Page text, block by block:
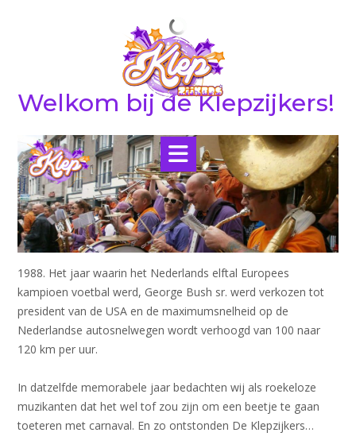
Welkom bij de Klepzijkers!
1988. Het jaar waarin het Nederlands elftal Europees
kampioen voetbal werd, George Bush sr. werd verkozen tot
president van de USA en de maximumsnelheid op de
Nederlandse autosnelwegen wordt verhoogd van 100 naar
120 km per uur.
In datzelfde memorabele jaar bedachten wij als roekeloze
muzikanten dat het wel tof zou zijn om een beetje te gaan
toeteren met carnaval. En zo ontstonden De Klepzijkers…